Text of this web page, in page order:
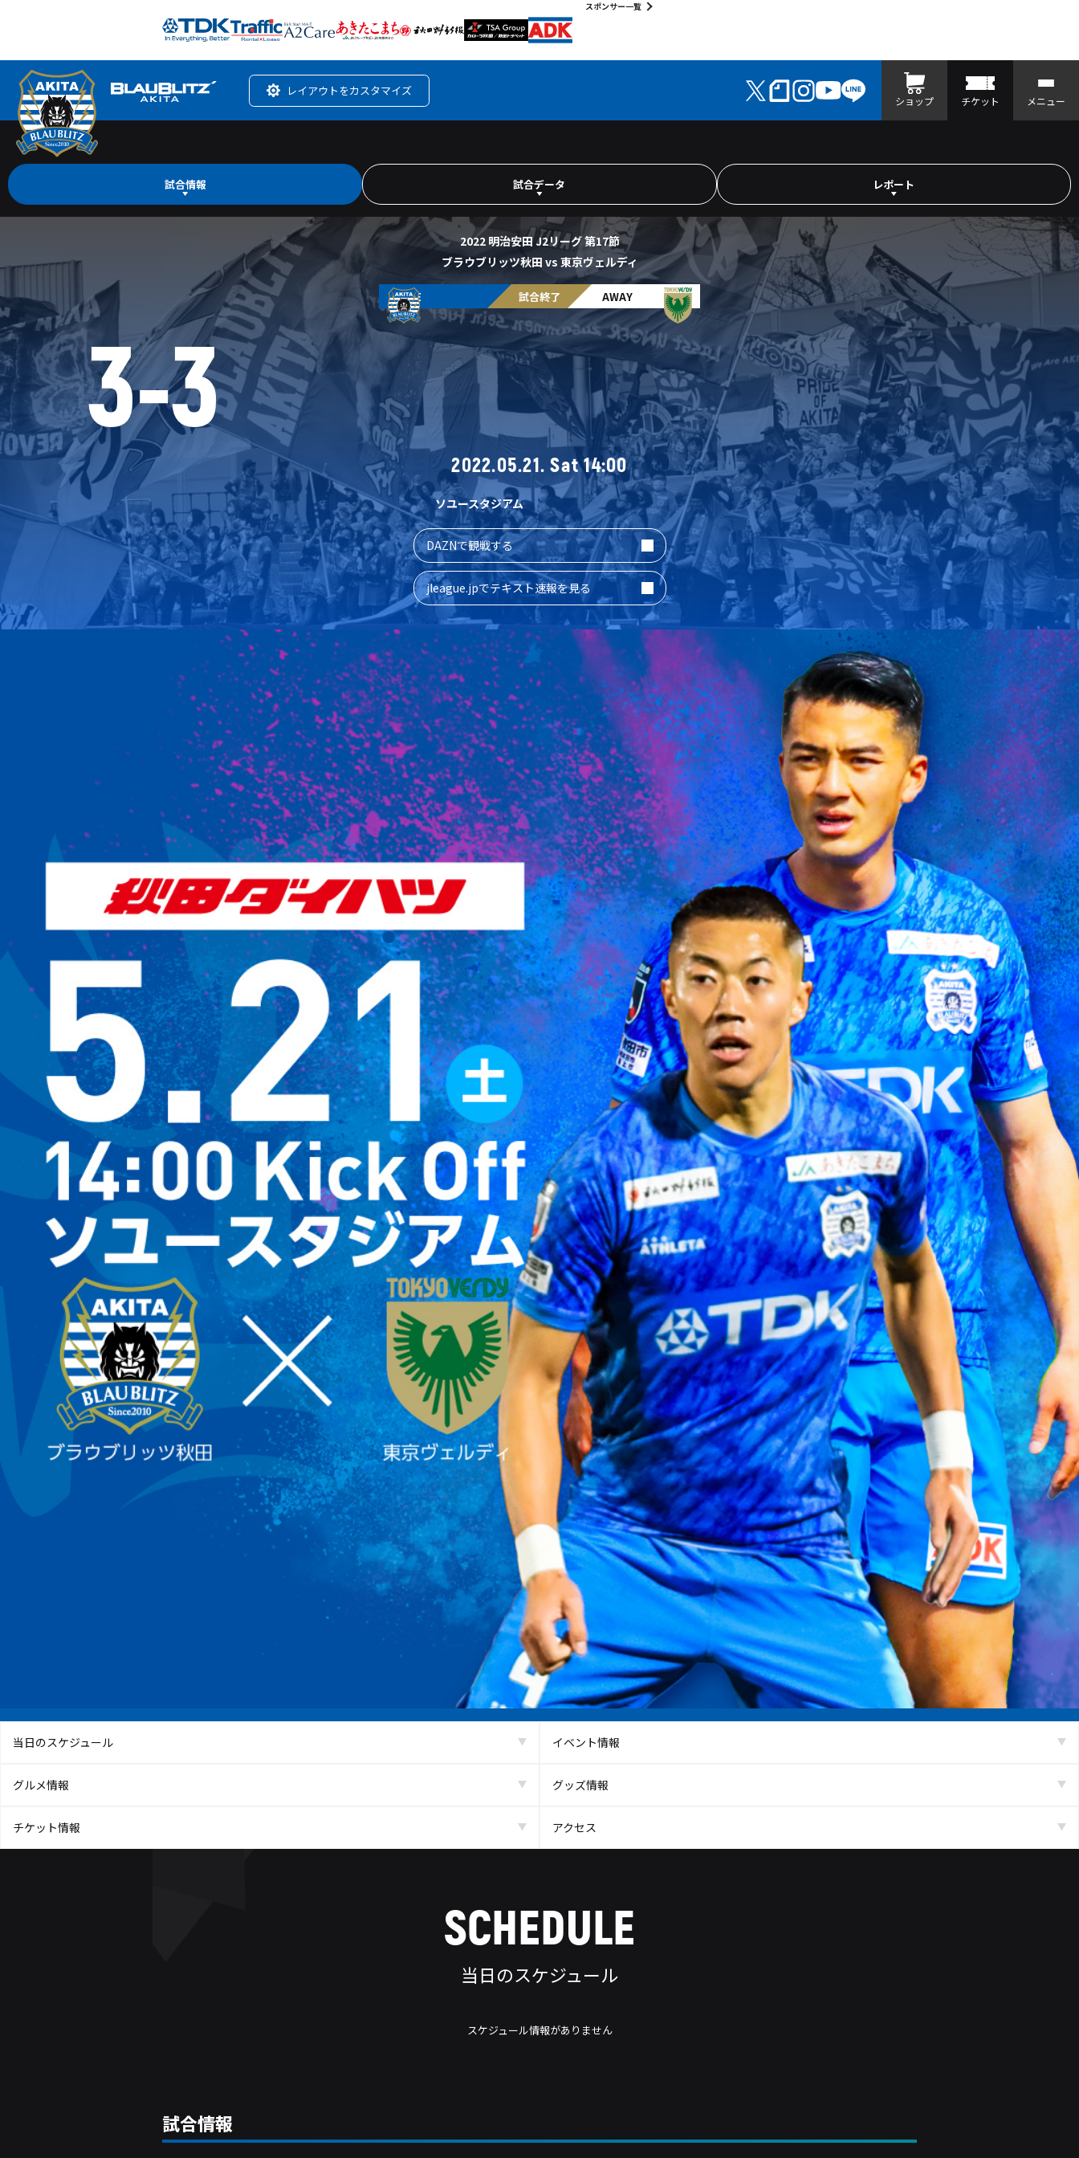
スポンサー一覧
レイアウトをカスタマイズ
ショップ チケット メニュー
試合情報 試合データ レポート
2022 明治安田 J2リーグ 第17節
ブラウブリッツ秋田 vs 東京ヴェルディ
HOME 試合終了 AWAY
3-3
2022.05.21. Sat 14:00
ソユースタジアム
DAZNで観戦する
jleague.jpでテキスト速報を見る
当日のスケジュール イベント情報
グルメ情報 グッズ情報
チケット情報 アクセス
SCHEDULE
当日のスケジュール
スケジュール情報がありません
試合情報